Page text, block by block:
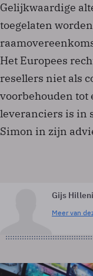
Gelijkwaardige
toegelaten
Het Europees
resellers niet als
voorbehouden tot
leveranciers is in
Simon in zijn
Gijs
Meer van